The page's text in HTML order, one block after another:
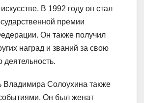
В 1992 году он стал
премии
Он также получил
наград и званий за свою
деятельность.
Владимира Солоухина также
Он был женат